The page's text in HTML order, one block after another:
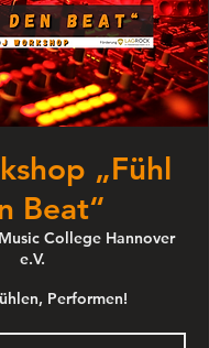
„Fühl
Beat“
Music College Hannover
e.V.
Performen!